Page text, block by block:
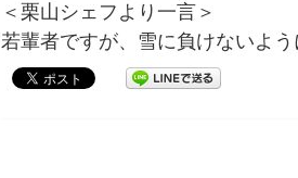
＜栗山シェフより一言＞
若輩者ですが、雪に負けないよう